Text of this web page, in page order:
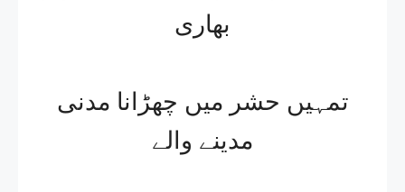
بھاری
تمہیں حشر میں چھڑانا مدنی
مدینے والے